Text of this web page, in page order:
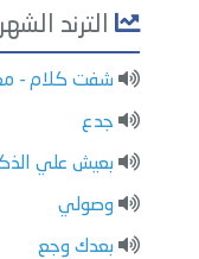
الترند
شفت كلام -
جدع
بعيش علي
وصولي
بعدك وجع